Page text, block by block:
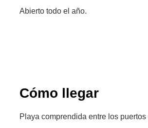
Abierto todo el año.
Cómo llegar
Playa comprendida entre los